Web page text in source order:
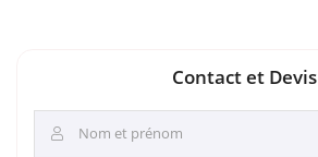
Contact et Devis
 Nom et prénom